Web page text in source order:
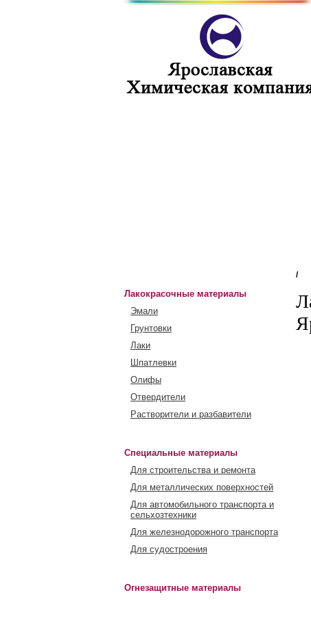
Лакокрасочные материалы
Эмали
Грунтовки
Лаки
Шпатлевки
Олифы
Отвердители
Растворители и разбавители
Специальные материалы
Для строительства и ремонта
Для металлических поверхностей
Для автомобильного транспорта и
сельхозтехники
Для железнодорожного транспорта
Для судостроения
Огнезащитные материалы
/